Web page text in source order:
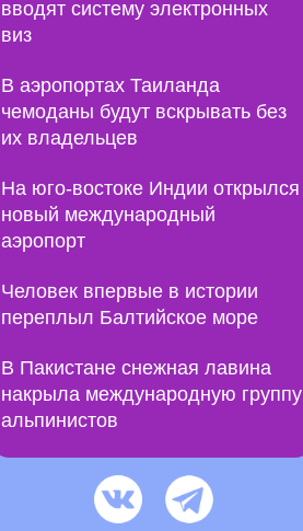
вводят систему электронных
виз
В аэропортах Таиланда
чемоданы будут вскрывать без
их владельцев
На юго-востоке Индии открылся
новый международный
аэропорт
Человек впервые в истории
переплыл Балтийское море
В Пакистане снежная лавина
накрыла международную группу
альпинистов